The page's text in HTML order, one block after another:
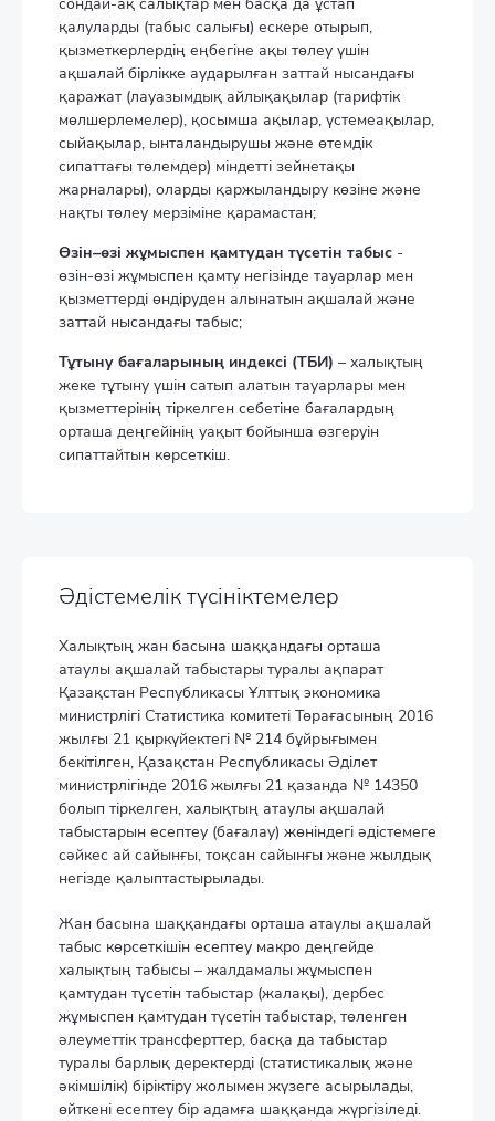
қалуларды (табыс салығы) ескере отырып,
қызметкерлердің еңбегіне ақы төлеу үшін
ақшалай бірлікке аударылған заттай нысандағы
қаражат (лауазымдық айлықақылар (тарифтік
мөлшерлемелер), қосымша ақылар, үстемеақылар,
сыйақылар, ынталандырушы және өтемдік
сипаттағы төлемдер) міндетті зейнетақы
жарналары), оларды қаржыландыру көзіне және
нақты төлеу мерзіміне қарамастан;
Өзін–өзі жұмыспен қамтудан түсетін табыс -
өзін-өзі жұмыспен қамту негізінде тауарлар мен
қызметтерді өндіруден алынатын ақшалай және
заттай нысандағы табыс;
Тұтыну бағаларының индексі (ТБИ) – халықтың
жеке тұтыну үшін сатып алатын тауарлары мен
қызметтерінің тіркелген себетіне бағалардың
орташа деңгейінің уақыт бойынша өзгеруін
сипаттайтын көрсеткіш.
Әдістемелік түсініктемелер
Халықтың жан басына шаққандағы орташа
атаулы ақшалай табыстары туралы ақпарат
Қазақстан Республикасы Ұлттық экономика
министрлігі Статистика комитеті Төрағасының 2016
жылғы 21 қыркүйектегі № 214 бұйрығымен
бекітілген, Қазақстан Республикасы Әділет
министрлігінде 2016 жылғы 21 қазанда № 14350
болып тіркелген, халықтың атаулы ақшалай
табыстарын есептеу (бағалау) жөніндегі әдістемеге
сәйкес ай сайынғы, тоқсан сайынғы және жылдық
негізде қалыптастырылады.
Жан басына шаққандағы орташа атаулы ақшалай
табыс көрсеткішін есептеу макро деңгейде
халықтың табысы – жалдамалы жұмыспен
қамтудан түсетін табыстар (жалақы), дербес
жұмыспен қамтудан түсетін табыстар, төленген
әлеуметтік трансферттер, басқа да табыстар
туралы барлық деректерді (статистикалық және
әкімшілік) біріктіру жолымен жүзеге асырылады,
өйткені есептеу бір адамға шаққанда жүргізіледі.